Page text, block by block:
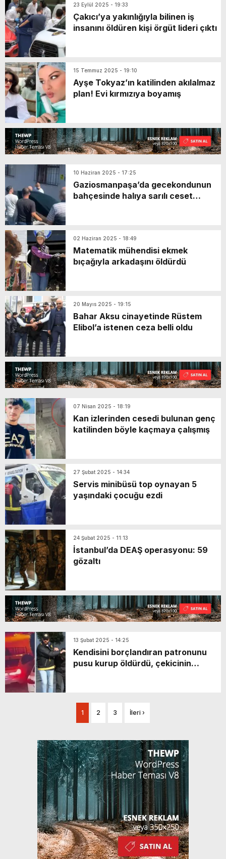
23 Eylül 2025 - 19:33
Çakıcı’ya yakınlığıyla bilinen iş
insanını öldüren kişi örgüt lideri çıktı
15 Temmuz 2025 - 19:10
Ayşe Tokyaz’ın katilinden akılalmaz
plan! Evi kırmızıya boyamış
10 Haziran 2025 - 17:25
Gaziosmanpaşa’da gecekondunun
bahçesinde halıya sarılı ceset
02 Haziran 2025 - 18:49
Matematik mühendisi ekmek
bıçağıyla arkadaşını öldürdü
20 Mayıs 2025 - 19:15
Bahar Aksu cinayetinde Rüstem
Elibol’a istenen ceza belli oldu
07 Nisan 2025 - 18:19
Kan izlerinden cesedi bulunan genç
katilinden böyle kaçmaya çalışmış
27 Şubat 2025 - 14:34
Servis minibüsü top oynayan 5
yaşındaki çocuğu ezdi
24 Şubat 2025 - 11:13
İstanbul’da DEAŞ operasyonu: 59
gözaltı
13 Şubat 2025 - 14:25
Kendisini borçlandıran patronunu
pusu kurup öldürdü, çekicinin
1 2 3 İleri ›